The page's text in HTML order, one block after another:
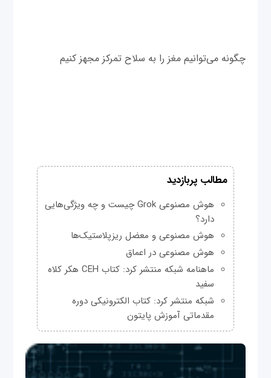
چگونه می‌توانیم مغز را به سلاح تمرکز مجهز کنیم
مطالب پربازدید
هوش مصنوعی Grok چیست و چه ویژگی‌هایی
دارد؟
هوش مصنوعی و معضل ریزپلاستیک‌ها
هوش مصنوعی در اعماق
ماهنامه شبکه منتشر کرد: کتاب CEH هکر کلاه
سفید
شبکه منتشر کرد: کتاب الکترونیکی دوره
مقدماتی آموزش پایتون